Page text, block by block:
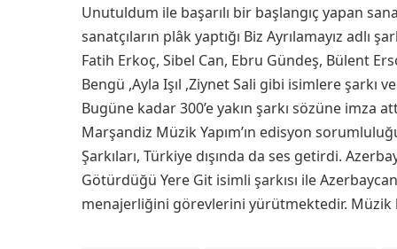
Unutuldum ile başarılı bir başlangıç yapan
sanatçıların plâk yaptığı Biz Ayrılamayız adlı
Fatih Erkoç, Sibel Can, Ebru Gündeş, Bülent
Bengü ,Ayla Işıl ,Ziynet Sali gibi isimlere şarkı
Bugüne kadar 300’e yakın şarkı sözüne imza
Marşandiz Müzik Yapım’ın edisyon
Şarkıları, Türkiye dışında da ses getirdi.
Götürdüğü Yere Git isimli şarkısı ile
menajerliğini görevlerini yürütmektedir. Müzik